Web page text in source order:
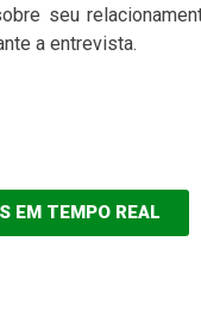
seu
a entrevista.
EM TEMPO REAL